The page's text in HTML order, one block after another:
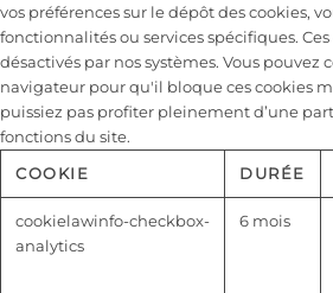
vos préférences sur le dépôt des cookies,
fonctionnalités ou services spécifiques.
désactivés par nos systèmes. Vous pouvez
navigateur pour qu'il bloque ces cookies
puissiez pas profiter pleinement d’une
fonctions du site.
COOKIE
DURÉE
cookielawinfo-checkbox-
analytics
6 mois